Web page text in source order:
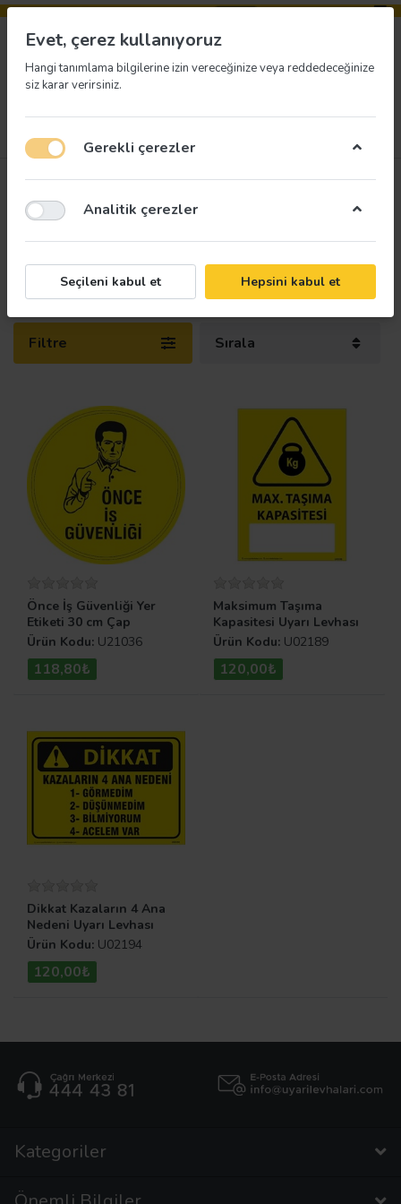
üründen arası
İnşaat Şantiye İle Uyarı Levhaları uygun fiyat ve hızlı
teslimat avantajı ile Uyarı Levhaları.com'da
Filtre Sırala
Önce İş Güvenliği Yer
Etiketi 30 cm Çap
Ürün Kodu: U21036
118,80₺
Maksimum Taşıma
Kapasitesi Uyarı Levhası
Ürün Kodu: U02189
120,00₺
Dikkat Kazaların 4 Ana
Nedeni Uyarı Levhası
Ürün Kodu: U02194
120,00₺
Kategoriler
Evet, çerez kullanıyoruz
Hangi tanımlama bilgilerine izin vereceğinize veya reddedeceğinize
siz karar verirsiniz.
Gerekli çerezler
Analitik çerezler
Seçileni kabul et Hepsini kabul et